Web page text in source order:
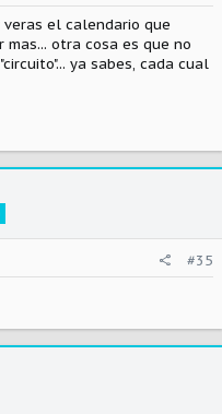
veras el calendario que
mas... otra cosa es que no
ya sabes, cada cual
#35